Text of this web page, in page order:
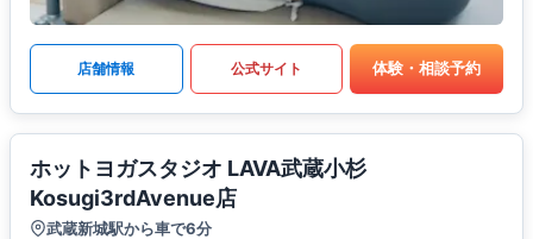
店舗情報 公式サイト 体験・相談予約
ホットヨガスタジオ LAVA武蔵小杉
Kosugi3rdAvenue店
武蔵新城駅から車で6分